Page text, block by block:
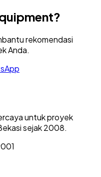
rekomendasi
Anda.
untuk proyek
sejak 2008.